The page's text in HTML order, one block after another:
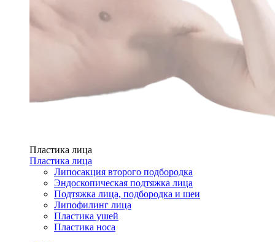
Пластика лица
Пластика лица
Липосакция второго подбородка
Эндоскопическая подтяжка лица
Подтяжка лица, подбородка и шеи
Липофилинг лица
Пластика ушей
Пластика носа